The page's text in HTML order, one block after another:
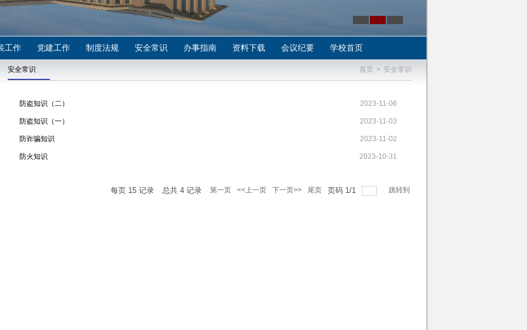
工作 党建工作 制度法规 安全常识 办事指南 资料下载 会议纪要 学校首页
安全常识 首页 > 安全常识
防盗知识（二） 2023-11-06
防盗知识（一） 2023-11-03
防诈骗知识 2023-11-02
防火知识 2023-10-31
每页 15 记录 总共 4 记录 第一页 <<上一页 下一页>> 尾页 页码 1/1 跳转到